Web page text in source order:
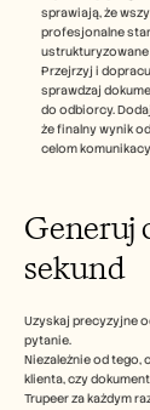
sprawiają, że
profesjonalne
Przejrzyj i
sprawdzaj
do odbiorcy.
że finalny wynik
celom
Generuj
sekund
Uzyskaj precyzyjne
pytanie.
Niezależnie od tego,
klienta, czy
Trupeer za każdym